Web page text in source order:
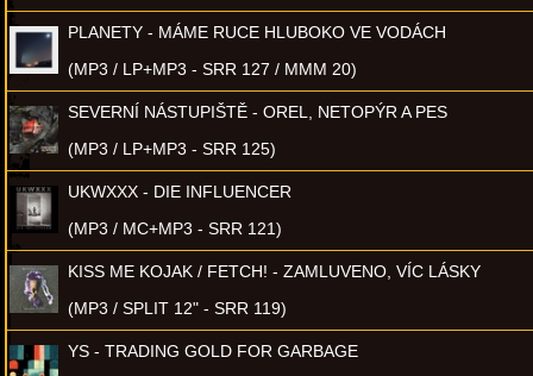
PLANETY - MÁME RUCE HLUBOKO VE VODÁCH
(MP3 / LP+MP3 - SRR 127 / MMM 20)
SEVERNÍ NÁSTUPIŠTĚ - OREL, NETOPÝR A PES
(MP3 / LP+MP3 - SRR 125)
UKWXXX - DIE INFLUENCER
(MP3 / MC+MP3 - SRR 121)
KISS ME KOJAK / FETCH! - ZAMLUVENO, VÍC LÁSKY
(MP3 / SPLIT 12" - SRR 119)
YS - TRADING GOLD FOR GARBAGE